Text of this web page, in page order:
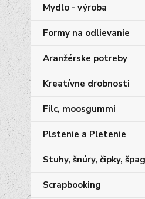
Mydlo - výroba
Formy na odlievanie
Aranžérske potreby
Kreatívne drobnosti
Filc, moosgummi
Plstenie a Pletenie
Stuhy, šnúry, čipky,
Scrapbooking